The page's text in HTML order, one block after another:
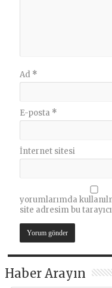
Ad *
E-posta *
İnternet sitesi
yorumlarımda
site adresim bu
Haber Arayın